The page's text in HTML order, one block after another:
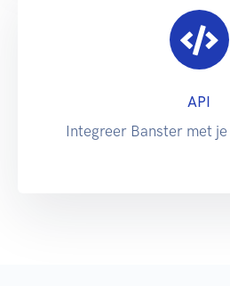
API
Integreer Banster met